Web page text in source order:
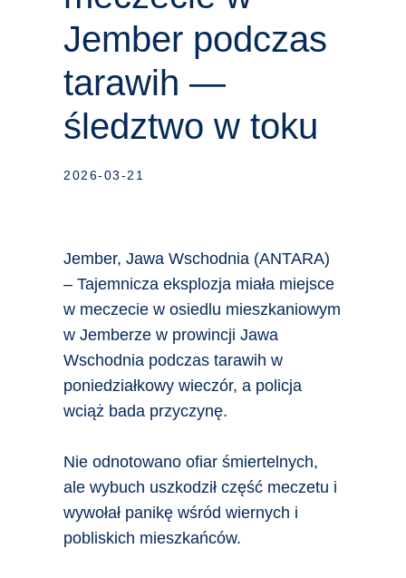
Jember podczas
tarawih —
śledztwo w toku
2026-03-21
Jember, Jawa Wschodnia (ANTARA)
– Tajemnicza eksplozja miała miejsce
w meczecie w osiedlu mieszkaniowym
w Jemberze w prowincji Jawa
Wschodnia podczas tarawih w
poniedziałkowy wieczór, a policja
wciąż bada przyczynę.
Nie odnotowano ofiar śmiertelnych,
ale wybuch uszkodził część meczetu i
wywołał panikę wśród wiernych i
pobliskich mieszkańców.